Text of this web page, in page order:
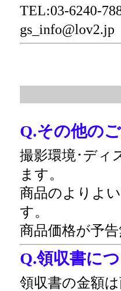
TEL:03-6240-
gs_info@lov2.jp
Q.その他の
撮影環境･ディ
ます。
商品のよりよ
す。
商品価格が予
Q.領収書に
領収書の金額